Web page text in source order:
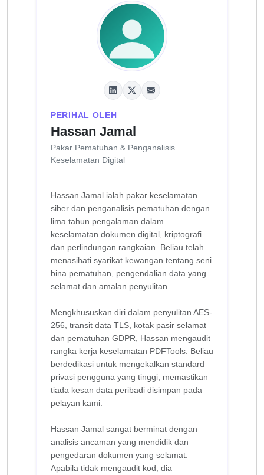
PERIHAL OLEH
Hassan Jamal
Pakar Pematuhan & Penganalisis
Keselamatan Digital
Hassan Jamal ialah pakar keselamatan
siber dan penganalisis pematuhan dengan
lima tahun pengalaman dalam
keselamatan dokumen digital, kriptografi
dan perlindungan rangkaian. Beliau telah
menasihati syarikat kewangan tentang seni
bina pematuhan, pengendalian data yang
selamat dan amalan penyulitan.
Mengkhususkan diri dalam penyulitan AES-
256, transit data TLS, kotak pasir selamat
dan pematuhan GDPR, Hassan mengaudit
rangka kerja keselamatan PDFTools. Beliau
berdedikasi untuk mengekalkan standard
privasi pengguna yang tinggi, memastikan
tiada kesan data peribadi disimpan pada
pelayan kami.
Hassan Jamal sangat berminat dengan
analisis ancaman yang mendidik dan
pengedaran dokumen yang selamat.
Apabila tidak mengaudit kod, dia